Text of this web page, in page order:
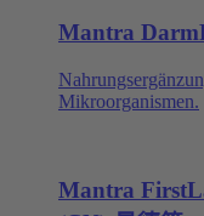
Mantra
Mikroorganismen.
Mantra